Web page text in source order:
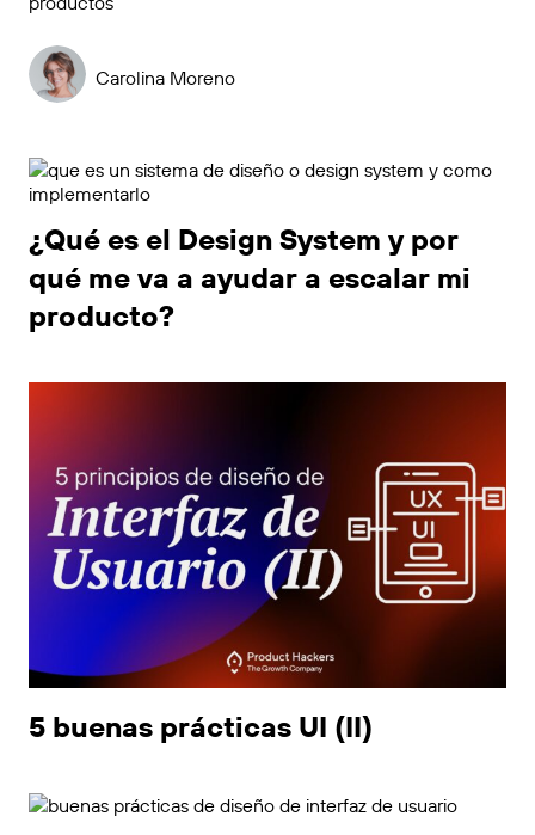
Carolina Moreno
¿Qué es el Design System y por
qué me va a ayudar a escalar mi
producto?
5 buenas prácticas UI (II)